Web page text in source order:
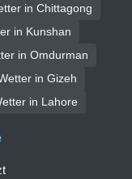
in Chittagong
in Kunshan
in Omdurman
in Gizeh
in Lahore